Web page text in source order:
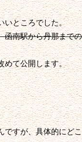
いところでした。
南駅から丹那まで
めて公開します。
すが、具体的にど